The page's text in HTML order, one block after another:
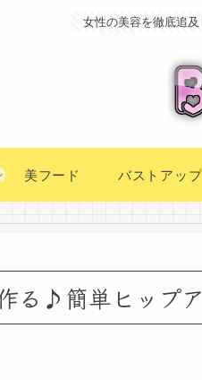
女性の美容を徹底追
美フード バストアップ
る♪簡単ヒップ